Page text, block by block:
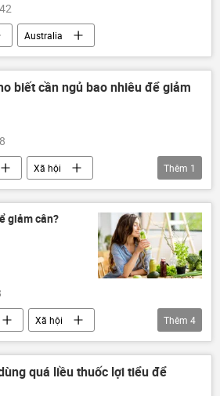
Australia
biết cần ngủ bao nhiêu để giảm
Xã hội
Thêm 1
giảm cân?
Xã hội
bữa ăn
ăn cơm
Thêm 4
quá liều thuốc lợi tiểu để